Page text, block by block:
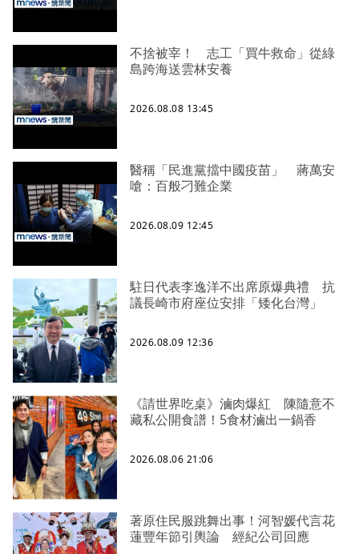
不捨被宰！ 志工「買牛救命」從綠
島跨海送雲林安養
2026.08.08 13:45
醫稱「民進黨擋中國疫苗」 蔣萬安
嗆：百般刁難企業
2026.08.09 12:45
駐日代表李逸洋不出席原爆典禮 抗
議長崎市府座位安排「矮化台灣」
2026.08.09 12:36
《請世界吃桌》滷肉爆紅 陳隨意不
藏私公開食譜！5食材滷出一鍋香
2026.08.06 21:06
著原住民服跳舞出事！河智媛代言花
蓮豐年節引輿論 經紀公司回應